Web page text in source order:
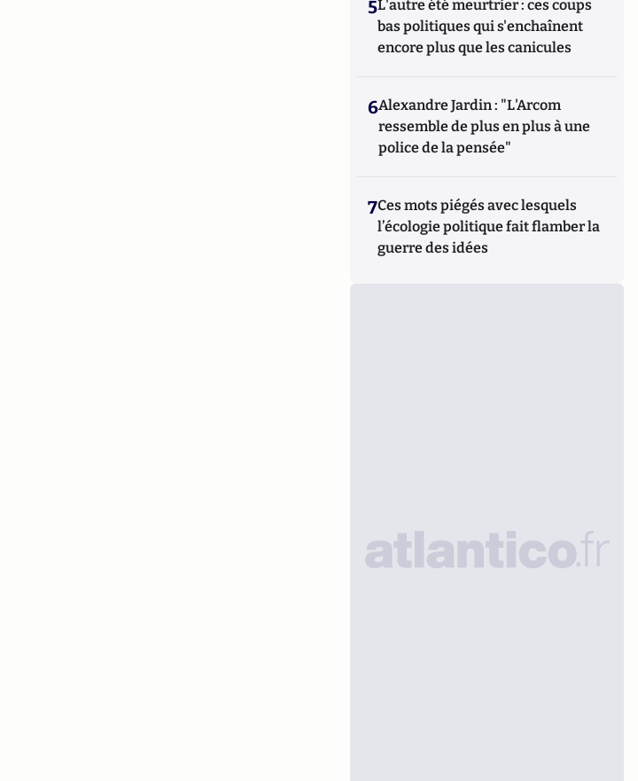
5L'autre été meurtrier : ces coups
bas politiques qui s'enchaînent
encore plus que les canicules
6Alexandre Jardin : "L'Arcom
ressemble de plus en plus à une
police de la pensée"
7Ces mots piégés avec lesquels
l’écologie politique fait flamber la
guerre des idées